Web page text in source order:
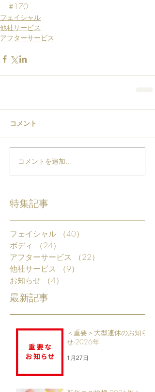
#170
フェイシャル
他社サービス
アフターサービス
コメント
コメントを追加…
特集記事
フェイシャル （40）
ボディ
（24）
アフターサービス
（22）
他社サービス
（9）
お知らせ
（4）
最新記事
＜重要＞大型連休のお知ら
せ-2026年
1月27日